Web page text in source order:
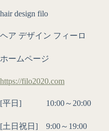
hair design filo
ヘア デザイン フィーロ
ホームページ
https://filo2020.com
[平日] 10:00～20:00
[土日祝日] 9:00～19:00